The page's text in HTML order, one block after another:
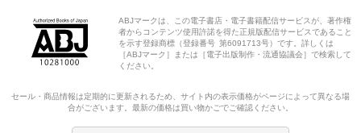
5-5 AIの技術「機械学習」も試そう
5-6 Raspberry Piにあるたくさんのプログラミング環境
●第6章 電子工作に挑戦しよう
ABJマークは、この電子書店・電子書籍配信サービスが、著作権
者からコンテンツ使用許諾を得た正規版配信サービスであること
を示す登録商標（登録番号 第6091713号）です。詳しくは
［ABJマーク］または［電子出版制作・流通協議会］で検索して
ください。
セール・商品情報は定期的に更新されるため、サイト内の表示価格がページによって異なる場
合がございます。最新の価格は買い物かごでご確認ください。